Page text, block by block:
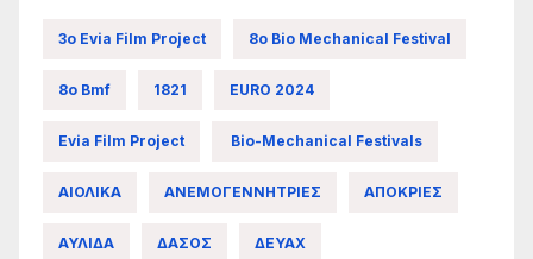
3ο Evia Film Project 8ο Bio Mechanical Festival
8ο Bmf 1821 EURO 2024
Evia Film Project Bio-Mechanical Festivals
ΑΙΟΛΙΚΑ ΑΝΕΜΟΓΕΝΝΗΤΡΙΕΣ ΑΠΟΚΡΙΕΣ
ΑΥΛΙΔΑ ΔΑΣΟΣ ΔΕΥΑΧ